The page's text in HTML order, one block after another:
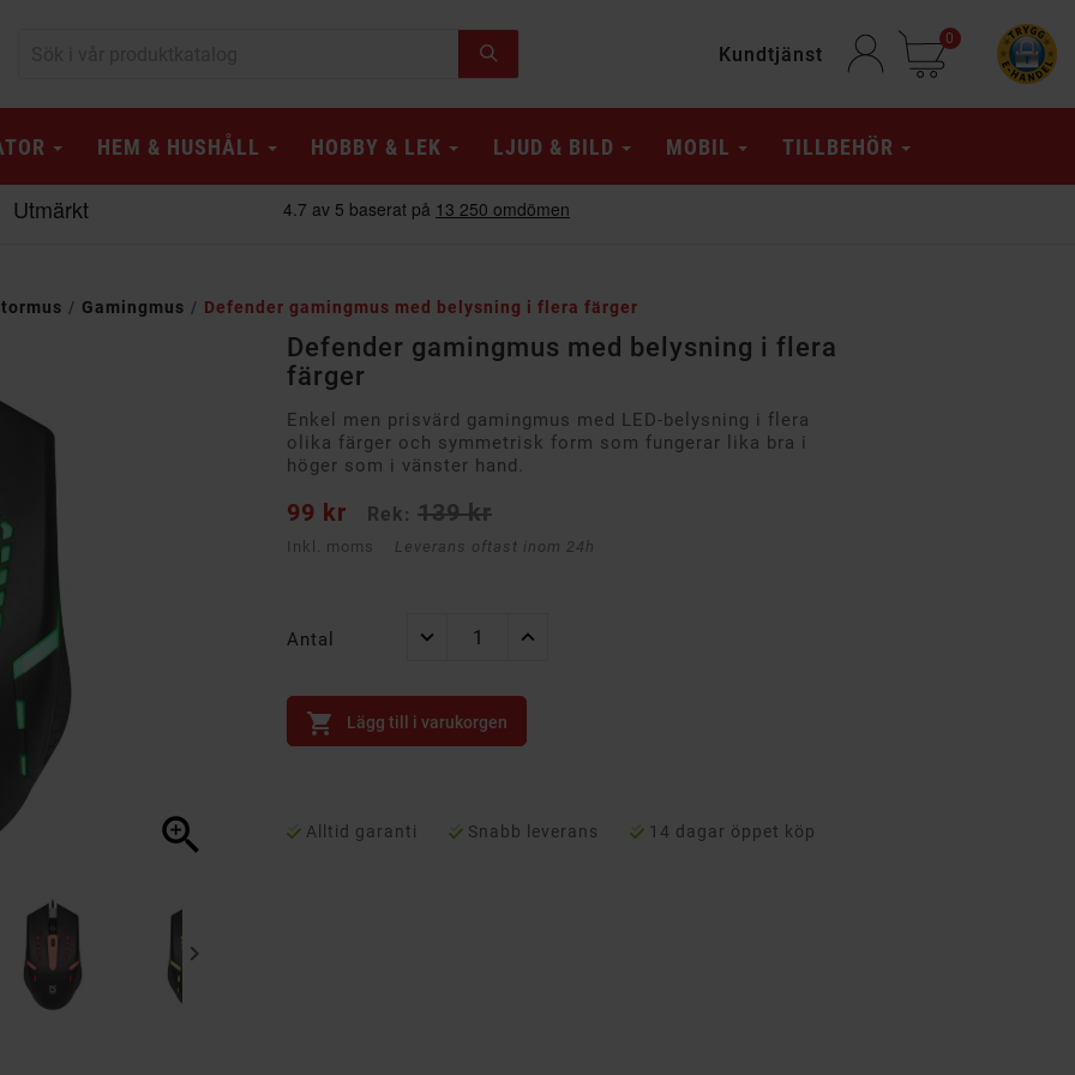
Kundtjänst
0
HEM & HUSHÅLL HOBBY & LEK LJUD & BILD MOBIL TILLBEHÖR
Gamingmus Defender gamingmus med belysning i flera färger


Defender gamingmus med belysning i flera
färger
Enkel men prisvärd gamingmus med LED-belysning i flera
olika färger och symmetrisk form som fungerar lika bra i
höger som i vänster hand.
99 kr Rek: 139 kr
Inkl. moms Leverans oftast inom 24h
Antal
 Lägg till i varukorgen
Alltid garanti Snabb leverans 14 dagar öppet köp